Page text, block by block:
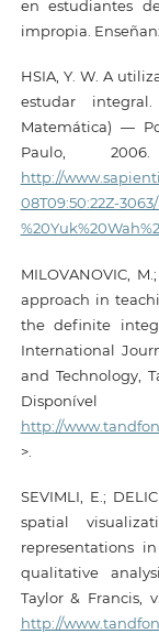
en estudiantes
impropia.
HSIA, Y. W. A
estudar
Matemática) —
Paulo,
http://
08T09:50:22Z-
MILOVANOVIC,
approach in
the definite
International
and Technology,
http://
>.
SEVIMLI, E.;
spatial
representations
qualitative
Taylor & Francis,
http://